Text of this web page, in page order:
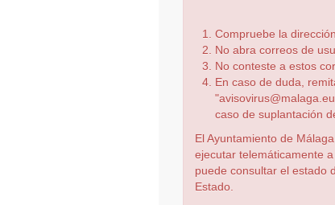
Compruebe la
No abra correos de
No conteste a estos
En caso de duda,
caso de suplantación
El Ayuntamiento de
ejecutar telemáticamente
puede consultar el estado
Estado.